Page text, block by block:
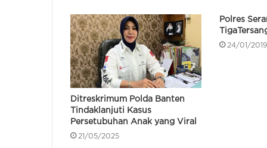
Ditreskrimum Polda Banten
Tindaklanjuti Kasus
Persetubuhan Anak yang Viral
21/05/2025
Polres
24/01/2019